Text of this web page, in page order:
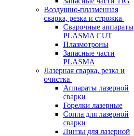
Воздушно-плазменная
сварка, резка и строжка
Сварочные аппараты
PLASMA CUT
Плазмотроны
Запасные части
PLASMA
Лазерная сварка, резка и
очистка
Аппараты лазерной
сварки
Горелки лазерные
Сопла для лазерной
сварки
Линзы для лазерной